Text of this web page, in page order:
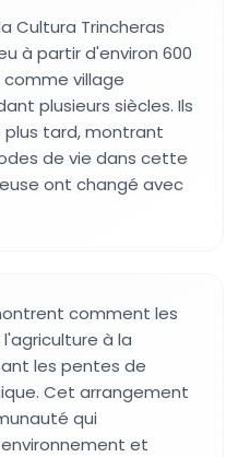
Cultura Trincheras
à partir d'environ 600
comme village
plusieurs siècles. Ils
tard, montrant
de vie dans cette
ont changé avec
comment les
à la
les pentes de
Cet arrangement
qui
et